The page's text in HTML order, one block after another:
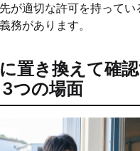
が適切な許可を持ってい
務があります。
置き換えて確認
つの場面